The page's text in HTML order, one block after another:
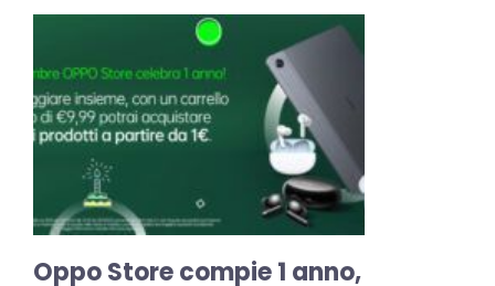
Oppo Store compie 1 anno,